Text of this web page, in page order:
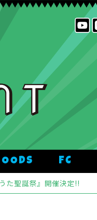
FC
た聖誕祭』開催決定!!